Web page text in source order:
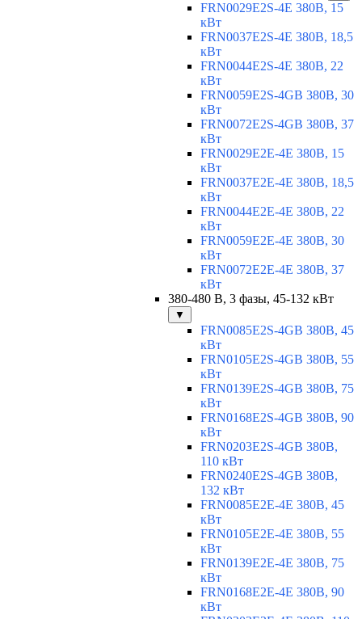
FRN0029E2S-4E 380В, 15
кВт
FRN0037E2S-4E 380В, 18,5
кВт
FRN0044E2S-4E 380В, 22
кВт
FRN0059E2S-4GB 380В, 30
кВт
FRN0072E2S-4GB 380В, 37
кВт
FRN0029E2E-4E 380В, 15
кВт
FRN0037E2E-4E 380В, 18,5
кВт
FRN0044E2E-4E 380В, 22
кВт
FRN0059E2E-4E 380В, 30
кВт
FRN0072E2E-4E 380В, 37
кВт
380-480 В, 3 фазы, 45-132 кВт
▼
FRN0085E2S-4GB 380В, 45
кВт
FRN0105E2S-4GB 380В, 55
кВт
FRN0139E2S-4GB 380В, 75
кВт
FRN0168E2S-4GB 380В, 90
кВт
FRN0203E2S-4GB 380В,
110 кВт
FRN0240E2S-4GB 380В,
132 кВт
FRN0085E2E-4E 380В, 45
кВт
FRN0105E2E-4E 380В, 55
кВт
FRN0139E2E-4E 380В, 75
кВт
FRN0168E2E-4E 380В, 90
кВт